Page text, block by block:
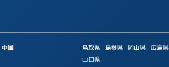
中国 鳥取県 島根県 岡山県
広島県
山口県